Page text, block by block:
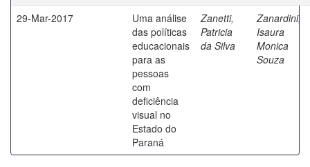
29-Mar-2017
Uma análise
das políticas
educacionais
para as
pessoas
com
deficiência
visual no
Estado do
Paraná
Zanetti,
Patricia
da Silva
Zanardini,
Isaura
Monica
Souza